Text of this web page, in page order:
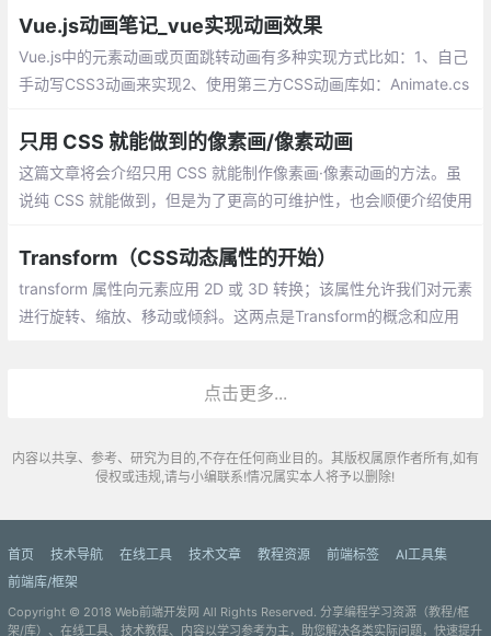
快、ease out 先块后慢、ease in out 先慢后快再慢
Vue.js动画笔记_vue实现动画效果
Vue.js中的元素动画或页面跳转动画有多种实现方式比如：1、自己
手动写CSS3动画来实现2、使用第三方CSS动画库如：Animate.cs
s。
只用 CSS 就能做到的像素画/像素动画
这篇文章将会介绍只用 CSS 就能制作像素画·像素动画的方法。虽
说纯 CSS 就能做到，但是为了更高的可维护性，也会顺便介绍使用
Transform（CSS动态属性的开始）
transform 属性向元素应用 2D 或 3D 转换；该属性允许我们对元素
进行旋转、缩放、移动或倾斜。这两点是Transform的概念和应用
点击更多...
内容以共享、参考、研究为目的,不存在任何商业目的。其版权属原作者所有,如有
侵权或违规,请与小编联系!情况属实本人将予以删除!
首页 技术导航 在线工具 技术文章 教程资源 前端标签
AI工具集
前端库/框架